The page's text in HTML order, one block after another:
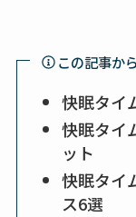
この記事か
快眠タイ
快眠タイ
ット
快眠タイ
ス6選